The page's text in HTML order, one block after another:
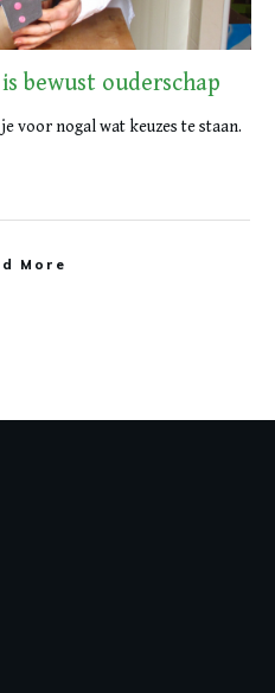
bewust ouderschap
voor nogal wat keuzes te staan.
More